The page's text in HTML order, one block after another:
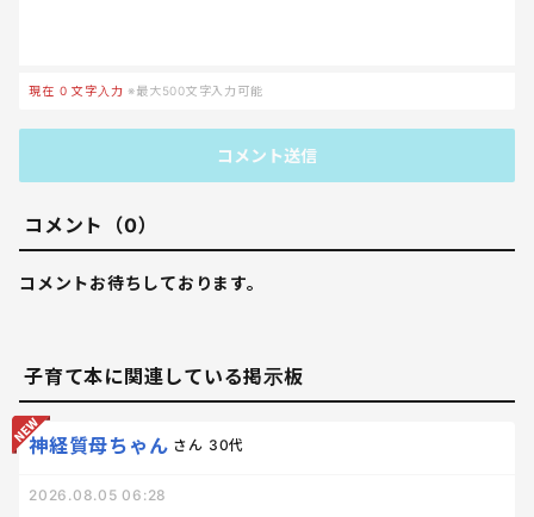
現在 0 文字入力 ※最大500文字入力可能
コメント送信
コメント（0）
コメントお待ちしております。
子育て本に関連している掲示板
神経質母ちゃん さん 30代
2026.08.05 06:28